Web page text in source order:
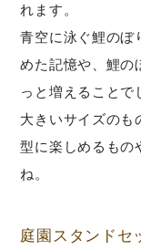
れます。
青空に泳ぐ鯉のぼ
めた記憶や、鯉の
っと増えることで
大きいサイズのも
型に楽しめるもの
ね。
庭園スタンドセ